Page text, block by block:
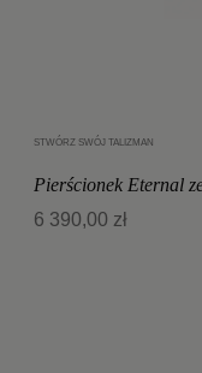
STWÓRZ SWÓJ TALIZMAN
Pierścionek Eternal
6 390,00 zł